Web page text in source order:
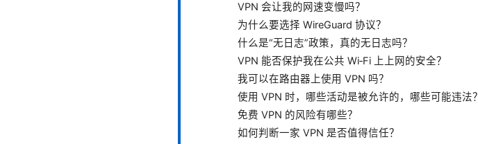
VPN 会让我的网速变慢吗？
为什么要选择 WireGuard 协议？
什么是“无日志”政策，真的无日志吗？
VPN 能否保护我在公共 Wi‑Fi 上上网的安全？
我可以在路由器上使用 VPN 吗？
使用 VPN 时，哪些活动是被允许的，哪些可能违法？
免费 VPN 的风险有哪些？
如何判断一家 VPN 是否值得信任？